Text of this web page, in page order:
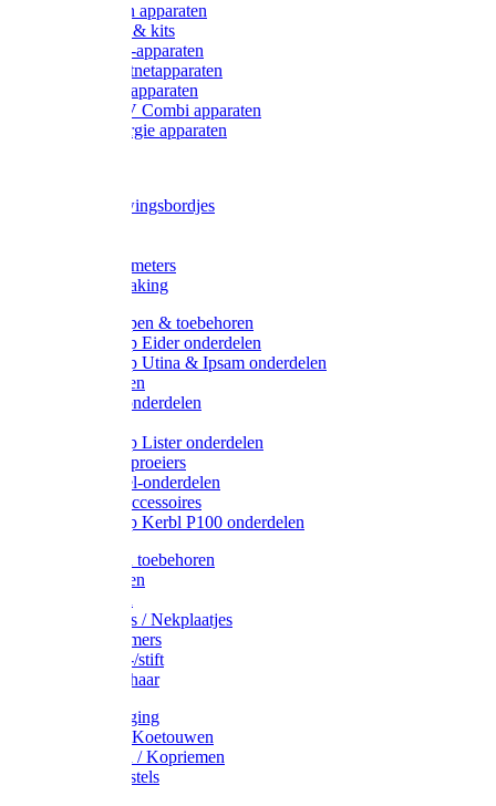
Onderdelen apparaten
Starter sets & kits
9V Batterij-apparaten
230V Lichtnetapparaten
12V Accu-apparaten
230V / 12V Combi apparaten
Zonne-energie apparaten
Waarschuwingsbordjes
Wegers en meters
Video bewaking
Weidepompen & toebehoren
Weidepomp Eider onderdelen
Weidepomp Utina & Ipsam onderdelen
Drinkbakken
Drinkbak onderdelen
Weidepomp Lister onderdelen
Nippels / Sproeiers
Drinknippel-onderdelen
Drinkbak accessoires
Weidepomp Kerbl P100 onderdelen
Oormerken toebehoren
Enkelbanden
Halsplaatjes / Nekplaatjes
Kokernummers
Merkspray-/stift
Veemerkschaar
Uierverzorging
Halsters & Koetouwen
Halsriemen / Kopriemen
Koerugborstels